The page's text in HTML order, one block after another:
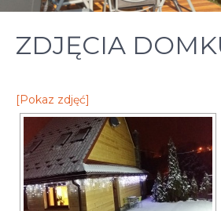
ZDJĘCIA
[Pokaz zdjęć]